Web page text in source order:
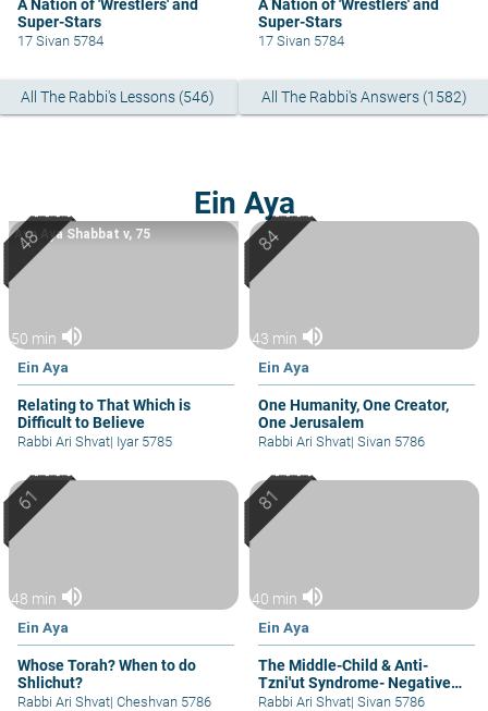
A Nation of 'Wrestlers' and
Super-Stars
17 Sivan 5784
A Nation of 'Wrestlers' and
Super-Stars
17 Sivan 5784
All The Rabbi's Lessons (546) All The Rabbi's Answers (1582)
Ein Aya
50 min volume_up
Ein Aya
Relating to That Which is
Difficult to Believe
Ayn Aya Shabbat v, 75
Rabbi Ari Shvat| Iyar 5785
43 min volume_up
Ein Aya
One Humanity, One Creator,
One Jerusalem
Rabbi Ari Shvat| Sivan 5786
48 min volume_up
Ein Aya
Whose Torah? When to do
Shlichut?
Rabbi Ari Shvat| Cheshvan 5786
40 min volume_up
Ein Aya
The Middle-Child & Anti-
Tzni'ut Syndrome- Negative
Attention
Rabbi Ari Shvat| Sivan 5786